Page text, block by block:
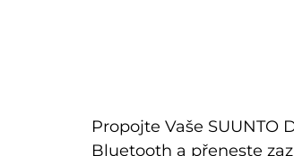
Propojte Vaše SUUNTO
Bluetooth a přeneste